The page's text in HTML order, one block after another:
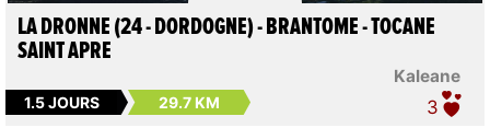
Kaleane
LA DRONNE (24 - DORDOGNE) - BRANTOME - TOCANE
SAINT APRE
1.5 JOURS 29.7 KM 3